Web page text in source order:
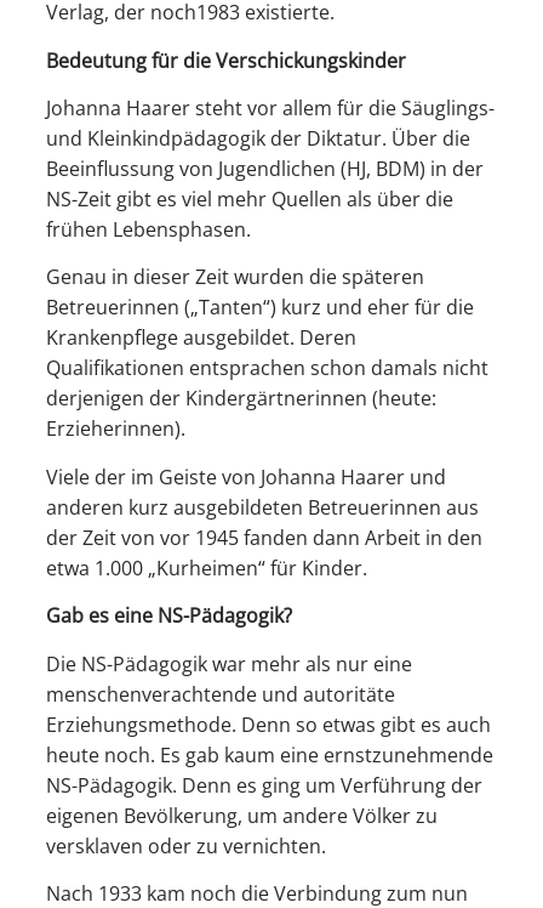
Verlag, der noch1983 existierte.
Bedeutung für die Verschickungskinder
Johanna Haarer steht vor allem für die Säuglings-
und Kleinkindpädagogik der Diktatur. Über die
Beeinflussung von Jugendlichen (HJ, BDM) in der
NS-Zeit gibt es viel mehr Quellen als über die
frühen Lebensphasen.
Genau in dieser Zeit wurden die späteren
Betreuerinnen („Tanten“) kurz und eher für die
Krankenpflege ausgebildet. Deren
Qualifikationen entsprachen schon damals nicht
derjenigen der Kindergärtnerinnen (heute:
Erzieherinnen).
Viele der im Geiste von Johanna Haarer und
anderen kurz ausgebildeten Betreuerinnen aus
der Zeit von vor 1945 fanden dann Arbeit in den
etwa 1.000 „Kurheimen“ für Kinder.
Gab es eine NS-Pädagogik?
Die NS-Pädagogik war mehr als nur eine
menschenverachtende und autoritäte
Erziehungsmethode. Denn so etwas gibt es auch
heute noch. Es gab kaum eine ernstzunehmende
NS-Pädagogik. Denn es ging um Verführung der
eigenen Bevölkerung, um andere Völker zu
versklaven oder zu vernichten.
Nach 1933 kam noch die Verbindung zum nun